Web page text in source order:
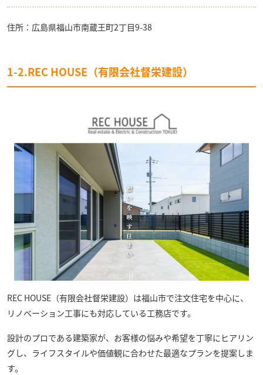
住所：広島県福山市南蔵王町2丁目9-38
1-2.REC HOUSE（有限会社督栄建設）
REC HOUSE（有限会社督栄建設） は福山市で注文住宅を中心に、
リノベーション工事にも対応している工務店です。
設計のプロである建築家が、お客様の悩みや希望を丁寧にヒアリン
グし、ライフスタイルや価値観に合わせた最適なプランを提案しま
す。